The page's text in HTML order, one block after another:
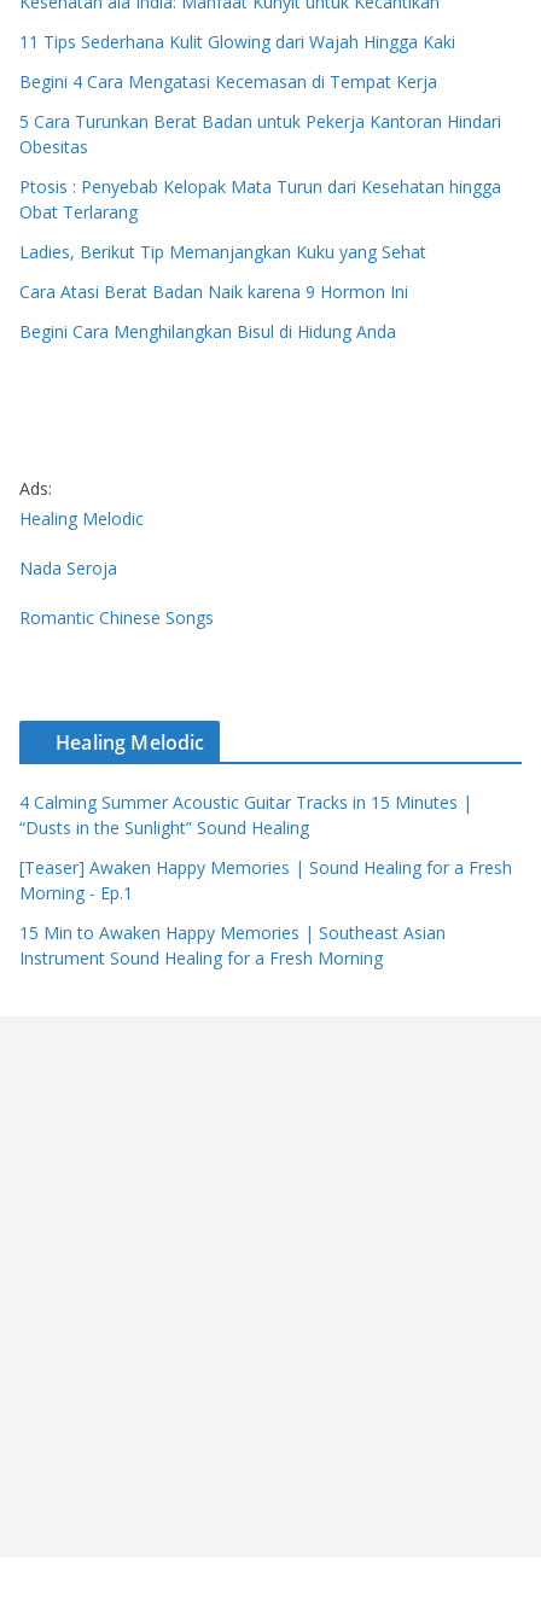
11 Tips Sederhana Kulit Glowing dari Wajah Hingga Kaki
Begini 4 Cara Mengatasi Kecemasan di Tempat Kerja
5 Cara Turunkan Berat Badan untuk Pekerja Kantoran Hindari
Obesitas
Ptosis : Penyebab Kelopak Mata Turun dari Kesehatan hingga
Obat Terlarang
Ladies, Berikut Tip Memanjangkan Kuku yang Sehat
Cara Atasi Berat Badan Naik karena 9 Hormon Ini
Begini Cara Menghilangkan Bisul di Hidung Anda
Ads:
Healing Melodic
Nada Seroja
Romantic Chinese Songs
Healing Melodic
4 Calming Summer Acoustic Guitar Tracks in 15 Minutes |
“Dusts in the Sunlight” Sound Healing
[Teaser] Awaken Happy Memories | Sound Healing for a Fresh
Morning - Ep.1
15 Min to Awaken Happy Memories | Southeast Asian
Instrument Sound Healing for a Fresh Morning